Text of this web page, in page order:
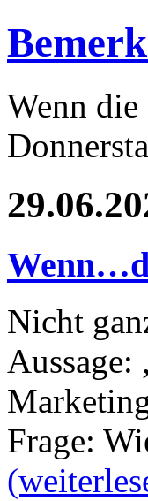
Wenn
Nicht
Frage: